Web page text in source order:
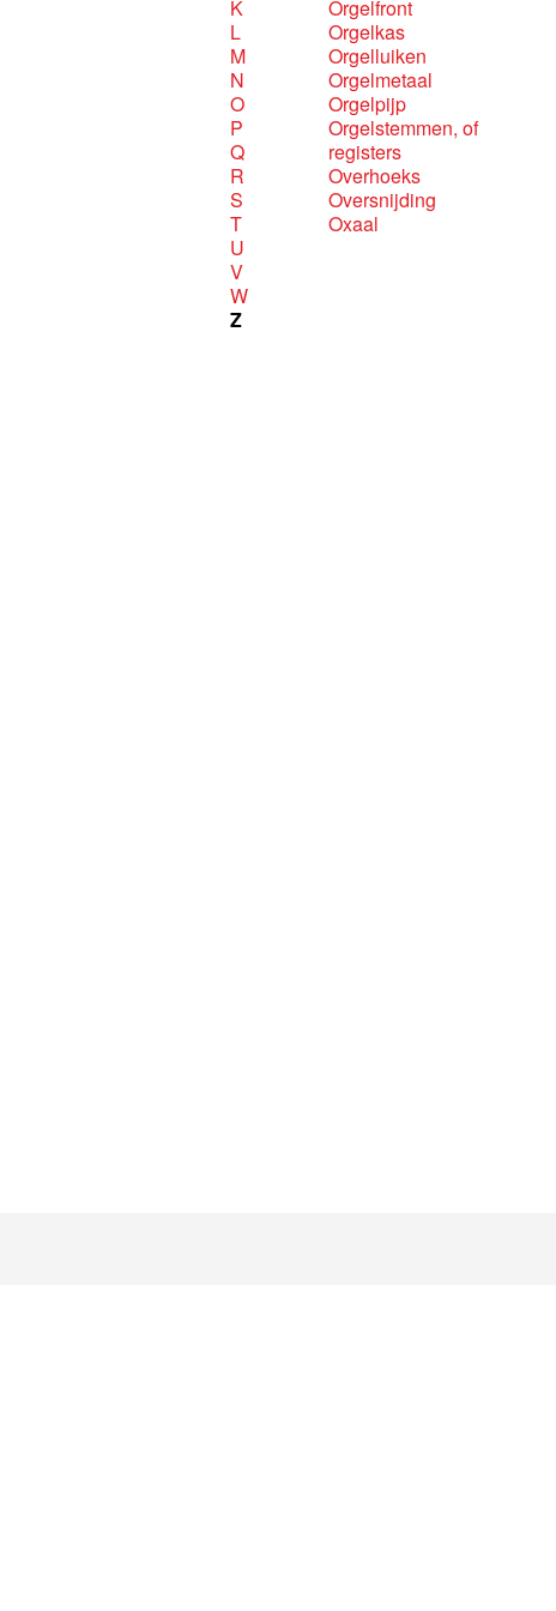
K
L
M
N
O
P
Q
R
S
T
U
V
W
Z
Orgelfront
Orgelkas
Orgelluiken
Orgelmetaal
Orgelpijp
Orgelstemmen, of
registers
Overhoeks
Oversnijding
Oxaal